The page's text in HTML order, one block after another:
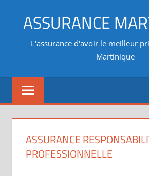
ASSURANCE
L'assurance d'avoir le meilleur
Martinique
ASSURANCE
PROFESSIONNELLE